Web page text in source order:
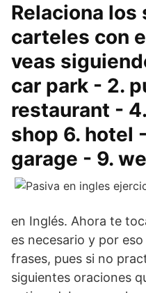
Relaciona
carteles con
veas
car park - 2.
restaurant -
shop 6. hotel
garage - 9.
en Inglés. Ahora te
es necesario y por
frases, pues si no
siguientes oraciones